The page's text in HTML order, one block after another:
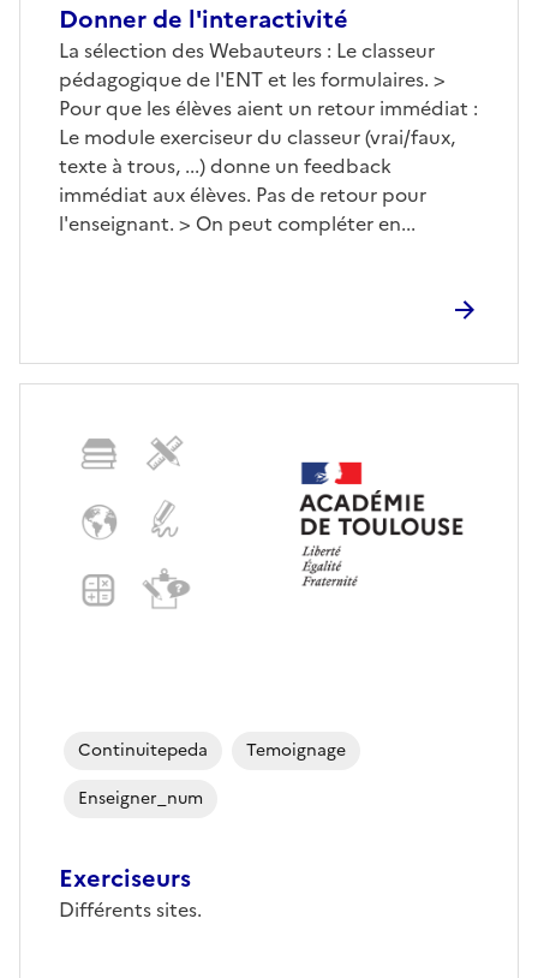
Donner de l'interactivité
La sélection des Webauteurs : Le classeur
pédagogique de l'ENT et les formulaires. >
Pour que les élèves aient un retour immédiat :
Le module exerciseur du classeur (vrai/faux,
texte à trous, ...) donne un feedback
immédiat aux élèves. Pas de retour pour
l'enseignant. > On peut compléter en...
Exerciseurs
Différents sites.
Continuitepeda
Temoignage
Enseigner_num